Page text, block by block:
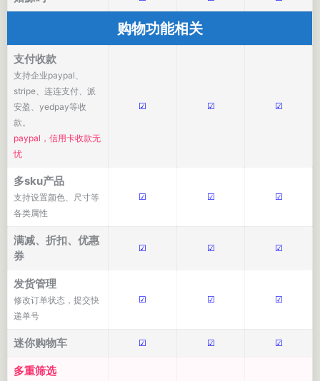
购物功能相关
支付收款
支持企业paypal、
stripe、连连支付、派
安盈、yedpay等收
款。
paypal，信用卡收款无
忧
☑ ☑ ☑
多sku产品
支持设置颜色、尺寸等
各类属性
☑ ☑ ☑
满减、折扣、优惠
券
☑ ☑ ☑
发货管理
修改订单状态，提交快
递单号
☑ ☑ ☑
迷你购物车 ☑ ☑ ☑
多重筛选